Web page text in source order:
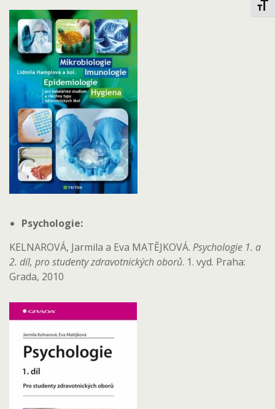
Psychologie:
KELNAROVÁ, Jarmila a Eva MATĚJKOVÁ. Psychologie 1. a
2. díl, pro studenty zdravotnických oborů. 1. vyd. Praha:
Grada, 2010